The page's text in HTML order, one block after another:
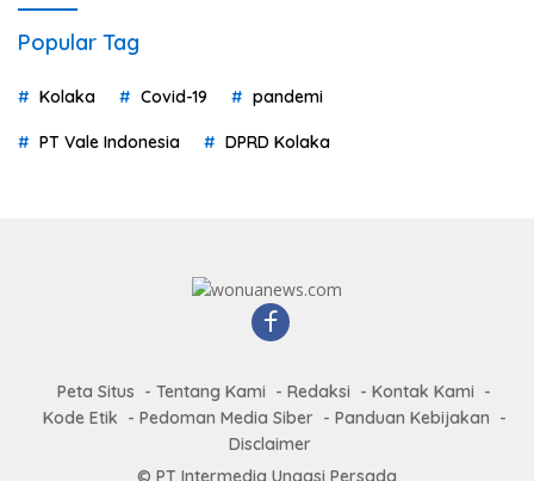
Popular Tag
Kolaka Covid-19 pandemi
PT Vale Indonesia DPRD Kolaka
Peta Situs Tentang Kami Redaksi
Kontak Kami
Kode Etik
Pedoman Media Siber
Panduan Kebijakan
Disclaimer